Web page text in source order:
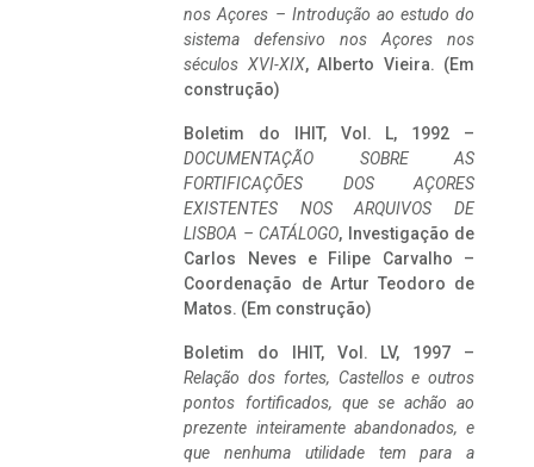
nos Açores – Introdução ao estudo do
sistema defensivo nos Açores nos
séculos XVI-XIX, Alberto Vieira. (Em
construção)
Boletim do IHIT, Vol. L, 1992 –
DOCUMENTAÇÃO SOBRE AS
FORTIFICAÇÕES DOS AÇORES
EXISTENTES NOS ARQUIVOS DE
LISBOA – CATÁLOGO, Investigação de
Carlos Neves e Filipe Carvalho –
Coordenação de Artur Teodoro de
Matos. (Em construção)
Boletim do IHIT, Vol. LV, 1997 –
Relação dos fortes, Castellos e outros
pontos fortificados, que se achão ao
prezente inteiramente abandonados, e
que nenhuma utilidade tem para a